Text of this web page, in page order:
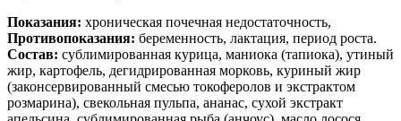
Показания: хроническая почечная недостаточность,
Противопоказания: беременность, лактация, период роста.
Состав: сублимированная курица, маниока (тапиока), утиный
жир, картофель, дегидрированная морковь, куриный жир
(законсервированный смесью токоферолов и экстрактом
розмарина), свекольная пульпа, ананас, сухой экстракт